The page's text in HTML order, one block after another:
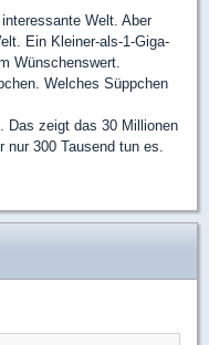
Welt. Aber
Ein Kleiner-als-1-Giga-
Wünschenswert.
Welches Süppchen
Das zeigt das 30 Millionen
300 Tausend tun es.